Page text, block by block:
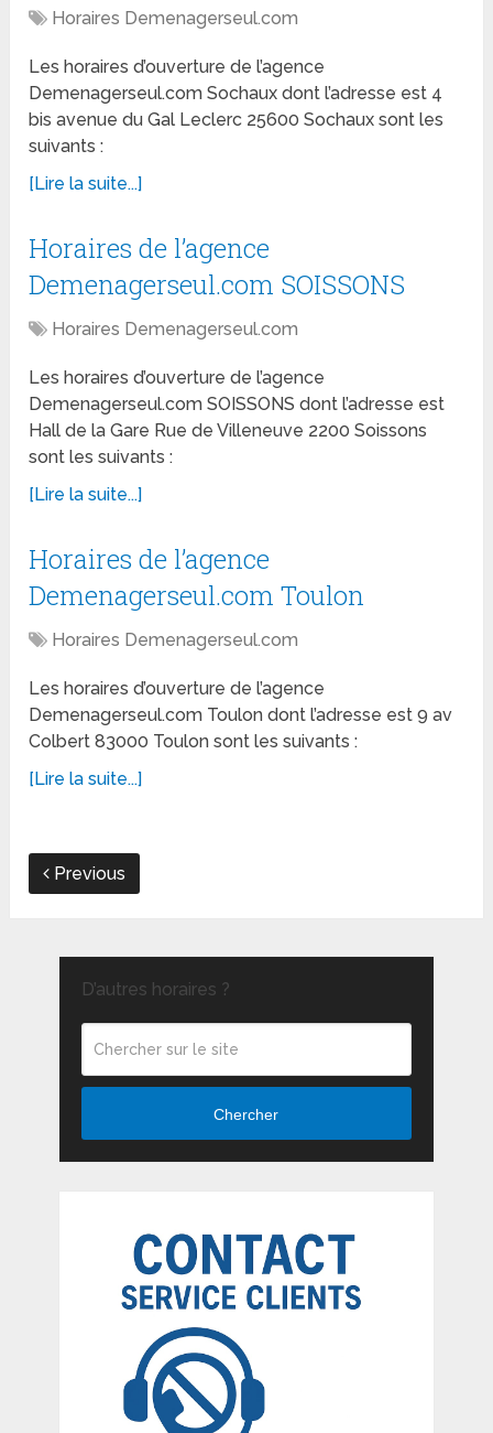
Horaires Demenagerseul.com
Les horaires d’ouverture de l’agence
Demenagerseul.com Sochaux dont l’adresse est 4
bis avenue du Gal Leclerc 25600 Sochaux sont les
suivants :
[Lire la suite...]
Horaires de l’agence
Demenagerseul.com SOISSONS
Horaires Demenagerseul.com
Les horaires d’ouverture de l’agence
Demenagerseul.com SOISSONS dont l’adresse est
Hall de la Gare Rue de Villeneuve 2200 Soissons
sont les suivants :
[Lire la suite...]
Horaires de l’agence
Demenagerseul.com Toulon
Horaires Demenagerseul.com
Les horaires d’ouverture de l’agence
Demenagerseul.com Toulon dont l’adresse est 9 av
Colbert 83000 Toulon sont les suivants :
[Lire la suite...]
Previous
D’autres horaires ?
Chercher